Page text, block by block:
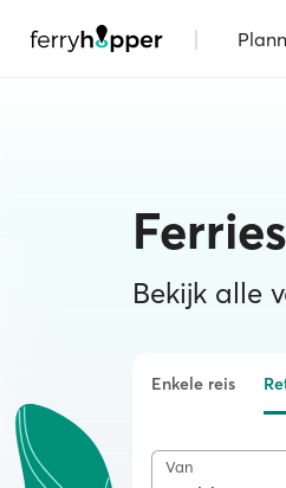
|
Bekijk alle
Enkele reis
Van